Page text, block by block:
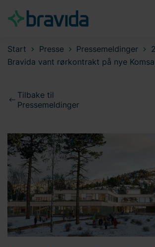
Start Presse Pressemeldinger
Bravida vant rørkontrakt på nye
Tilbake til
Pressemeldinger